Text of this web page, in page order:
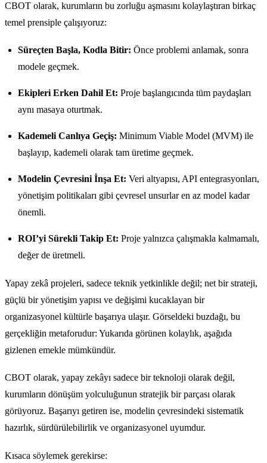
CBOT olarak, kurumların bu zorluğu aşmasını kolaylaştıran birkaç
temel prensiple çalışıyoruz:
Süreçten Başla, Kodla Bitir: Önce problemi anlamak, sonra
modele geçmek.
Ekipleri Erken Dahil Et: Proje başlangıcında tüm paydaşları
aynı masaya oturtmak.
Kademeli Canlıya Geçiş: Minimum Viable Model (MVM) ile
başlayıp, kademeli olarak tam üretime geçmek.
Modelin Çevresini İnşa Et: Veri altyapısı, API entegrasyonları,
yönetişim politikaları gibi çevresel unsurlar en az model kadar
önemli.
ROI’yi Sürekli Takip Et: Proje yalnızca çalışmakla kalmamalı,
değer de üretmeli.
Yapay zekâ projeleri, sadece teknik yetkinlikle değil; net bir strateji,
güçlü bir yönetişim yapısı ve değişimi kucaklayan bir
organizasyonel kültürle başarıya ulaşır. Görseldeki buzdağı, bu
gerçekliğin metaforudur: Yukarıda görünen kolaylık, aşağıda
gizlenen emekle mümkündür.
CBOT olarak, yapay zekâyı sadece bir teknoloji olarak değil,
kurumların dönüşüm yolculuğunun stratejik bir parçası olarak
görüyoruz. Başarıyı getiren ise, modelin çevresindeki sistematik
hazırlık, sürdürülebilirlik ve organizasyonel uyumdur.
Kısaca söylemek gerekirse: